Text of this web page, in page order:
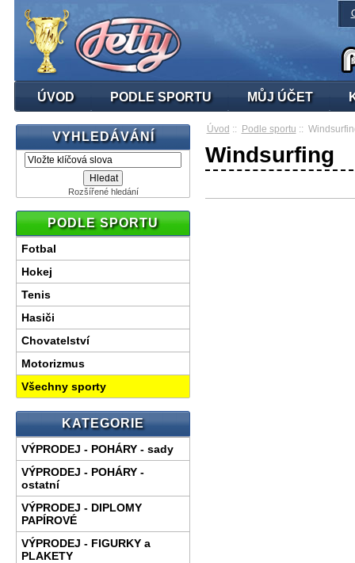
ÚVOD PODLE SPORTU MŮJ ÚČET
VYHLEDÁVÁNÍ
Rozšířené hledání
PODLE SPORTU
Fotbal
Hokej
Tenis
Hasiči
Chovatelství
Motorizmus
Všechny sporty
KATEGORIE
VÝPRODEJ - POHÁRY - sady
VÝPRODEJ - POHÁRY -
ostatní
VÝPRODEJ - DIPLOMY
PAPÍROVÉ
VÝPRODEJ - FIGURKY a
PLAKETY
Úvod :: Podle sportu ::
Windsurfing